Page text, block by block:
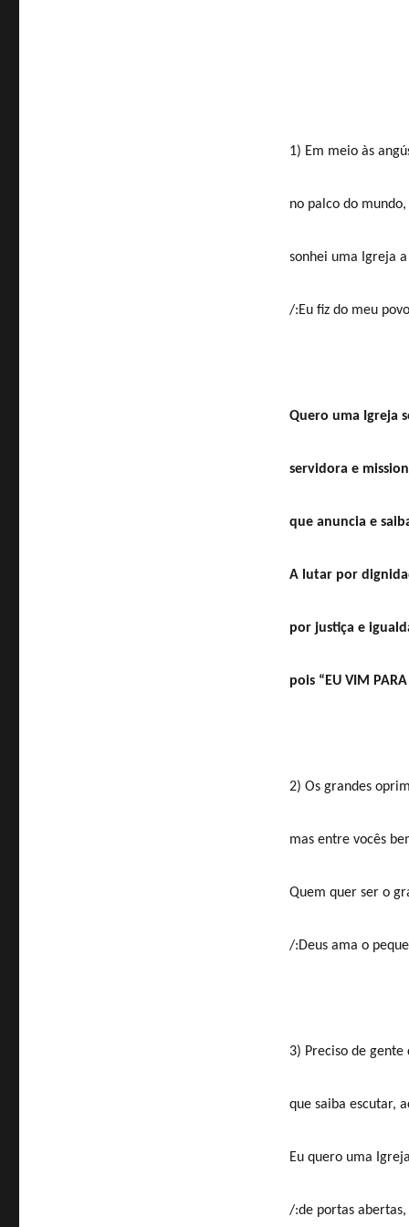
1) Em meio às
no palco do
sonhei uma Igreja
/:Eu fiz do meu
Quero uma Igreja
servidora e
que anuncia e
A lutar por
por justiça e
pois “EU VIM
2) Os grandes
mas entre vocês
Quem quer ser o
/:Deus ama o
3) Preciso de
que saiba escutar,
Eu quero uma
/:de portas